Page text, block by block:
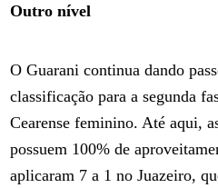
Outro nível
O Guarani continua dando
classificação para a segunda
Cearense feminino. Até aqui,
possuem 100% de
aplicaram 7 a 1 no Juazeiro,